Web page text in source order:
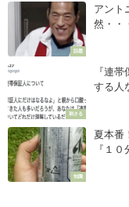
話題
アント
然・・
刺さる
『連
する人
知識
夏本番
『１